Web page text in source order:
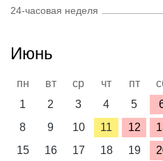
24-часовая неделя
Июнь
пн вт ср чт пт
1
2 3 4 5
8
9 10 11 12
15
16 17 18 19